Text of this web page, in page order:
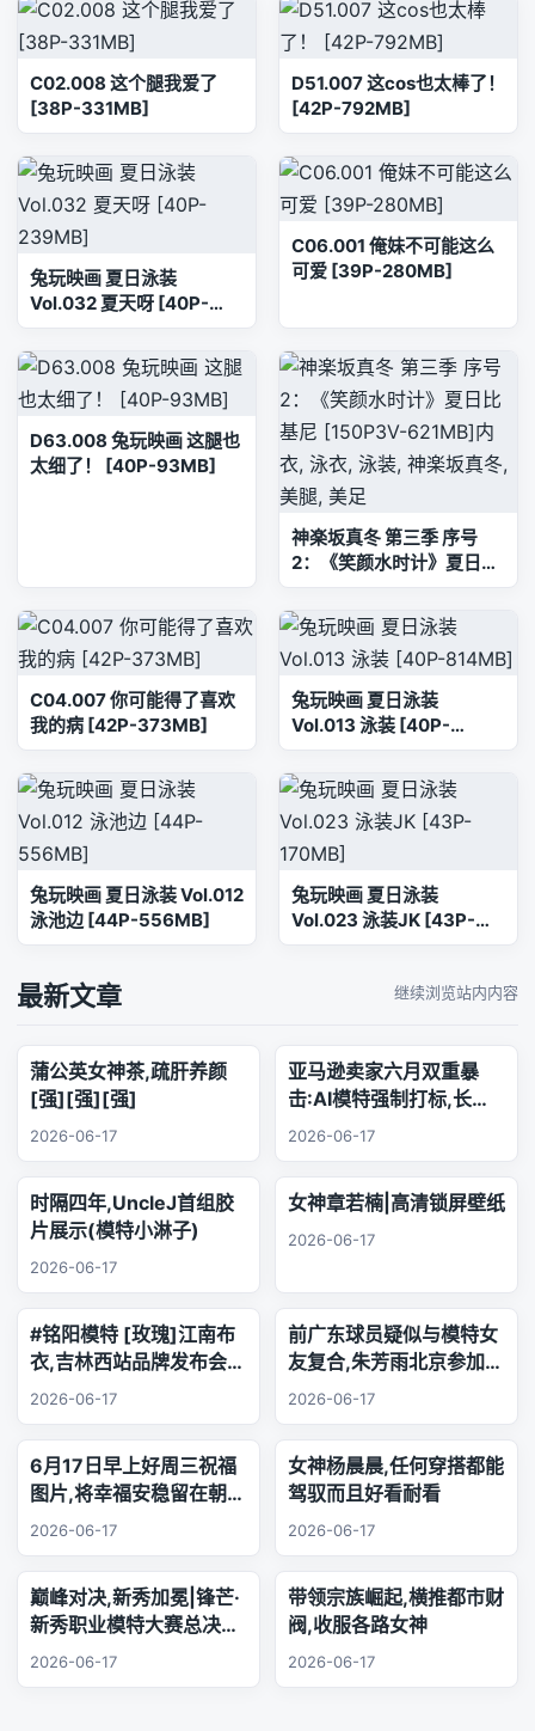
C02.008 这个腿我爱了
[38P-331MB]
D51.007 这cos也太棒了！
[42P-792MB]
兔玩映画 夏日泳装
Vol.032 夏天呀 [40P-
239MB]
C06.001 俺妹不可能这么
可爱 [39P-280MB]
D63.008 兔玩映画 这腿也
太细了！ [40P-93MB]
神楽坂真冬 第三季 序号
2：《笑颜水时计》夏日比
基尼 [150P3V-621MB]内
衣, 泳衣, 泳装, 神楽坂真冬,
美腿, 美足
C04.007 你可能得了喜欢
我的病 [42P-373MB]
兔玩映画 夏日泳装
Vol.013 泳装 [40P-
814MB]
兔玩映画 夏日泳装 Vol.012
泳池边 [44P-556MB]
兔玩映画 夏日泳装
Vol.023 泳装JK [43P-
170MB]
最新文章 继续浏览站内内容
蒲公英女神茶,疏肝养颜
[强][强][强]
2026-06-17
亚马逊卖家六月双重暴
击:AI模特强制打标,长标
题时代正式终结
2026-06-17
时隔四年,UncleJ首组胶
片展示(模特小淋子)
2026-06-17
女神章若楠|高清锁屏壁纸
2026-06-17
#铭阳模特 [玫瑰]江南布
衣,吉林西站品牌发布会..
乐器演奏
2026-06-17
前广东球员疑似与模特女
友复合,朱芳雨北京参加品
牌活动,王少杰韩国游玩
2026-06-17
6月17日早上好周三祝福
图片,将幸福安稳留在朝夕
身旁,把珍贵友谊珍藏心
欢声笑语陪伴每日日常.
2026-06-17
女神杨晨晨,任何穿搭都能
驾驭而且好看耐看
2026-06-17
巅峰对决,新秀加冕|锋芒·
新秀职业模特大赛总决赛,
三幕秀场演绎极致美学
2026-06-17
带领宗族崛起,横推都市财
阀,收服各路女神
2026-06-17